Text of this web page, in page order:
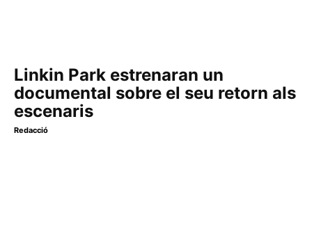
Linkin Park estrenaran un
documental sobre el seu retorn als
escenaris
Redacció